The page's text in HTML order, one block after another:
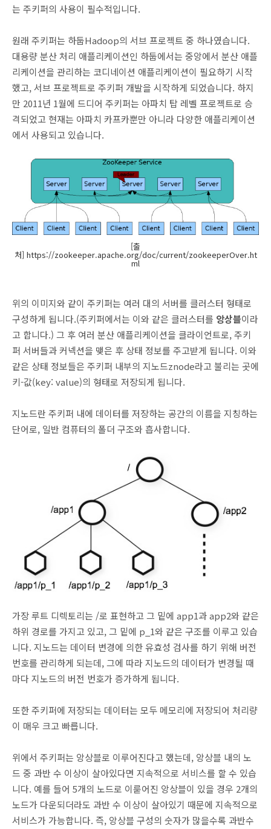
는 주키퍼의 사용이 필수적입니다.
원래 주키퍼는 하둡Hadoop의 서브 프로젝트 중 하나였습니다.
대용량 분산 처리 애플리케이션인 하둡에서는 중앙에서 분산 애플
리케이션을 관리하는 코디네이션 애플리케이션이 필요하기 시작
했고, 서브 프로젝트로 주키퍼 개발을 시작하게 되었습니다. 하지
만 2011년 1월에 드디어 주키퍼는 아파치 탑 레벨 프로젝트로 승
격되었고 현재는 아파치 카프카뿐만 아니라 다양한 애플리케이션
에서 사용되고 있습니다.
[출
처] https://zookeeper.apache.org/doc/current/zookeeperOver.ht
ml
위의 이미지와 같이 주키퍼는 여러 대의 서버를 클러스터 형태로
구성하게 됩니다.(주키퍼에서는 이와 같은 클러스터를 앙상블이라
고 합니다.) 그 후 여러 분산 애플리케이션을 클라이언트로, 주키
퍼 서버들과 커넥션을 맺은 후 상태 정보를 주고받게 됩니다. 이와
같은 상태 정보들은 주키퍼 내부의 지노드znode라고 불리는 곳에
키-값(key: value)의 형태로 저장되게 됩니다.
지노드란 주키퍼 내에 데이터를 저장하는 공간의 이름을 지칭하는
단어로, 일반 컴퓨터의 폴더 구조와 흡사합니다.
가장 루트 디렉토리는 /로 표현하고 그 밑에 app1과 app2와 같은
하위 경로를 가지고 있고, 그 밑에 p_1와 같은 구조를 이루고 있습
니다. 지노드는 데이터 변경에 의한 유효성 검사를 하기 위해 버전
번호를 관리하게 되는데, 그에 따라 지노드의 데이터가 변경될 때
마다 지노드의 버전 번호가 증가하게 됩니다.
또한 주키퍼에 저장되는 데이터는 모두 메모리에 저장되어 처리량
이 매우 크고 빠릅니다.
위에서 주키퍼는 앙상블로 이루어진다고 했는데, 앙상블 내의 노
드 중 과반 수 이상이 살아있다면 지속적으로 서비스를 할 수 있습
니다. 예를 들어 5개의 노드로 이룯어진 앙상블이 있을 경우 2개의
노드가 다운되더라도 과반 수 이상이 살아있기 때문에 지속적으로
서비스가 가능합니다. 즉, 앙상블 구성의 숫자가 많을수록 과반수